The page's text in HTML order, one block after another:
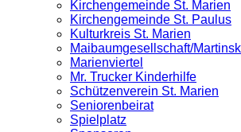
Kirchengemeinde St. Marien
Kirchengemeinde St. Paulus
Kulturkreis St. Marien
Maibaumgesellschaft/
Marienviertel
Mr. Trucker Kinderhilfe
Schützenverein St. Marien
Seniorenbeirat
Spielplatz